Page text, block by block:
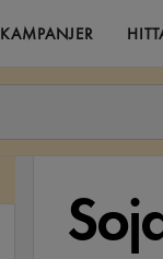
KAMPANJER